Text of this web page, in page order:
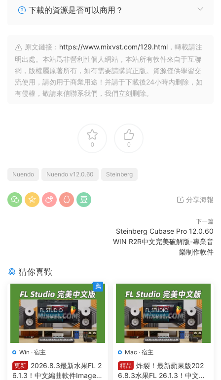
下載的資源是否可以商用？
原文鏈接： https://www.mixvst.com/129.html ，轉載請注
明出處。本站爲非營利性個人網站，本站所有軟件來自于互聯
網，版權屬原著所有，如有需要請購買正版。資源僅供學習交
流使用，請勿用于商業用途！并請于下載後24小時内删除，如
有侵權，敬請來信聯系我們，我們立刻删除。
0 0
Nuendo Nuendo v12.0.60 Steinberg
分享海報
下一篇
Steinberg Cubase Pro 12.0.60
WIN R2R中文完美破解版-專業音
樂制作軟件
猜你喜歡
Win · 宿主
更新
2026.8.3最新水果FL 2
6.1.3！中文編曲軟件Image-L
薦
Mac · 宿主
精品 炸裂！最新蘋果版202
6.8.3水果FL 26.1.3！中文編